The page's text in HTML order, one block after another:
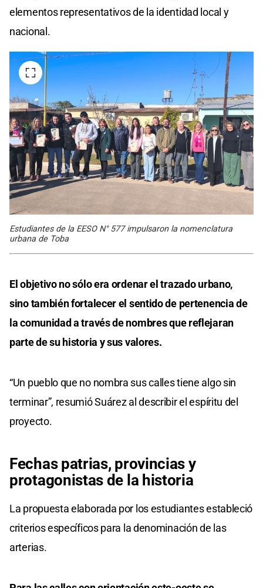
elementos representativos de la identidad local y
nacional.
Estudiantes de la EESO N° 577 impulsaron la nomenclatura
urbana de Toba
El objetivo no sólo era ordenar el trazado urbano,
sino también fortalecer el sentido de pertenencia de
la comunidad a través de nombres que reflejaran
parte de su historia y sus valores.
“Un pueblo que no nombra sus calles tiene algo sin
terminar”, resumió Suárez al describir el espíritu del
proyecto.
Fechas patrias, provincias y
protagonistas de la historia
La propuesta elaborada por los estudiantes estableció
criterios específicos para la denominación de las
arterias.